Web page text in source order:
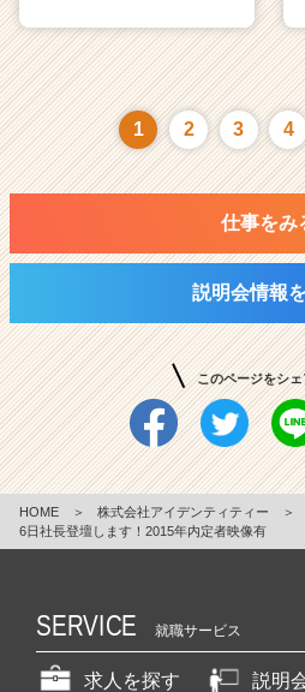
1 2 3 4
仕事をみ
説明会情報
このページをシェ
HOME ＞ 株式会社アイデンティティー ＞
6日社長登壇します！2015年内定者映像有
SERVICE 就職サービス
求人を探す
説明